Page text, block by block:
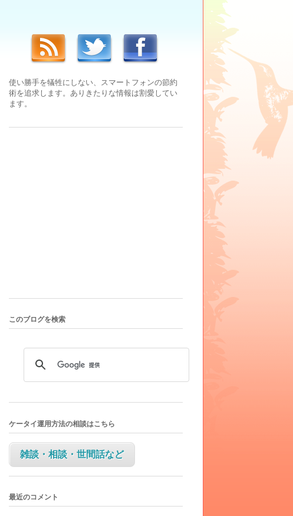
使い勝手を犠牲にしない、スマートフォンの節約
術を追求します。ありきたりな情報は割愛してい
ます。
このブログを検索
ケータイ運用方法の相談はこちら
雑談・相談・世間話など
最近のコメント